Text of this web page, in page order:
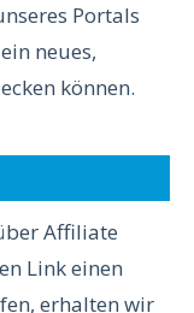
Portals
neues,
können.
Affiliate
Link einen
erhalten wir